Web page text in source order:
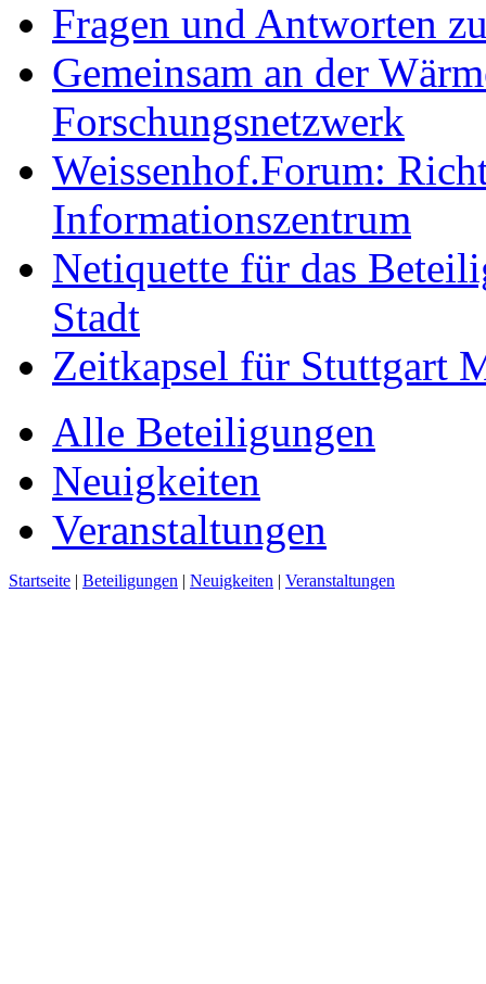
Fragen und Antworten
Gemeinsam an der
Forschungsnetzwerk
Weissenhof.Forum:
Informationszentrum
Netiquette für das
Stadt
Zeitkapsel für Stuttgart
Alle Beteiligungen
Neuigkeiten
Veranstaltungen
Startseite | Beteiligungen | Neuigkeiten | Veranstaltungen